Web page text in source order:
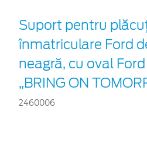
Suport pentru
înmatriculare Ford
neagră, cu oval
„BRING ON
2460006